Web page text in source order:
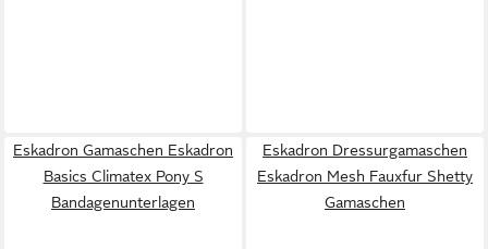
Eskadron Gamaschen Eskadron
Basics Climatex Pony S
Bandagenunterlagen
Eskadron Dressurgamaschen
Eskadron Mesh Fauxfur Shetty
Gamaschen